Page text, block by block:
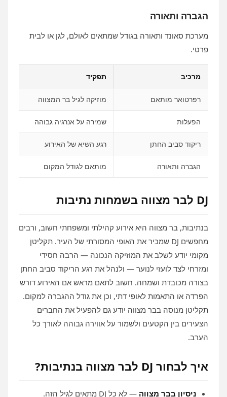
הגברה ותאורה
מערכת סאונד ותאורה בגודל שמתאים לאולם, לגן או לבית
פרטי.
מרכיב תפקיד
רפרטואר מותאם מוזיקה לגיל בר המצווה
הפעלות שמירה על אנרגיה גבוהה
ריקוד סביב החתן רגע השיא של האירוע
הגברה ותאורה מותאם לגודל המקום
DJ לבר מצווה בשמחות נתיבות
בנתיבות, בר מצווה היא אירוע קהילתי ומשפחתי חשוב, ורבים
מחפשים DJ שמכיר את האופי המסורתי של העיר. תקליטן
מקומי יודע לשלב את המוזיקה הנכונה — הרבה חסידי
ומזרחי לצד לועזי לנוער — ולנהל את רגע הריקוד סביב החתן
בצורה מכובדת ושמחה. חשוב לתאם מראש אם האירוע דורש
הפרדה או התאמות לאופי דתי, וכן את גודל ההגברה למקום.
תקליטן מנוסה בבר מצווה יודע גם להפעיל את החברים
הצעירים בין הקטעים ולשמור על אווירה גבוהה לאורך כל
הערב.
איך לבחור DJ לבר מצווה בנתיבות?
ניסיון בבר מצווה — לא כל DJ מתאים לגיל הזה.